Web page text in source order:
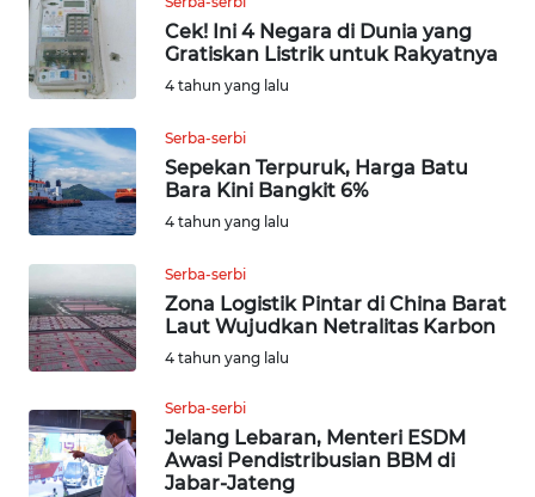
Cek! Ini 4 Negara di Dunia yang
Gratiskan Listrik untuk Rakyatnya
4 tahun yang lalu
Serba-serbi
Sepekan Terpuruk, Harga Batu
Bara Kini Bangkit 6%
4 tahun yang lalu
Serba-serbi
Zona Logistik Pintar di China Barat
Laut Wujudkan Netralitas Karbon
4 tahun yang lalu
Serba-serbi
Jelang Lebaran, Menteri ESDM
Awasi Pendistribusian BBM di
Jabar-Jateng
LABUHANBATU
WN
TAPANULI
TENGAH
WN DELI
SERDANG
TEBING
TINGGI
PAKPAK
WN